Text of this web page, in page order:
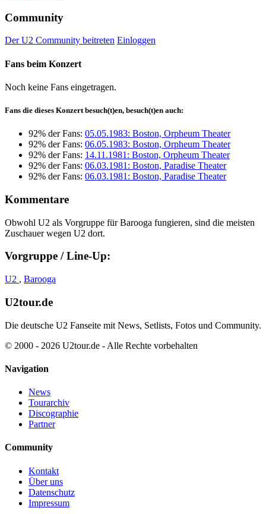
Community
Der U2 Community beitreten Einloggen
Fans beim Konzert
Noch keine Fans eingetragen.
Fans die dieses Konzert besuch(t)en, besuch(t)en auch:
92% der Fans: 05.05.1983: Boston, Orpheum Theater
92% der Fans: 06.05.1983: Boston, Orpheum Theater
92% der Fans: 14.11.1981: Boston, Orpheum Theater
92% der Fans: 06.03.1981: Boston, Paradise Theater
92% der Fans: 06.03.1981: Boston, Paradise Theater
Kommentare
Obwohl U2 als Vorgruppe für Barooga fungieren, sind die meisten
Zuschauer wegen U2 dort.
Vorgruppe / Line-Up:
U2 , Barooga
U2tour.de
Die deutsche U2 Fanseite mit News, Setlists, Fotos und Community.
© 2000 - 2026 U2tour.de - Alle Rechte vorbehalten
Navigation
News
Tourarchiv
Discographie
Partner
Community
Kontakt
Über uns
Datenschutz
Impressum